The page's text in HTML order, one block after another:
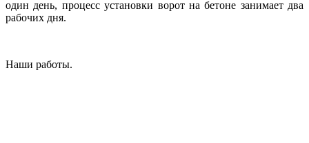
один день, процесс установки ворот на бетоне занимает два
рабочих дня.
Наши работы.